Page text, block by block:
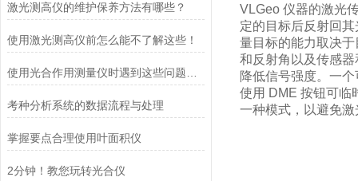
激光测高仪的维护保养方法有哪些？
使用激光测高仪前怎么能不了解这些！
考种分析系统的数据流程与处理
掌握要点合理使用叶面积仪
2分钟！教您玩转光合仪
VLGeo 仪器的激光
定的目标后反射回
量目标的能力取决
和反射角以及传感
降低信号强度。一
使用 DME 按钮可临
一种模式，以避免